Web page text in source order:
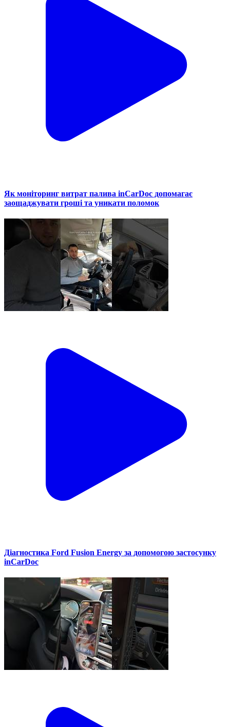
Як моніторинг витрат палива inCarDoc допомагає
заощаджувати гроші та уникати поломок
Діагностика Ford Fusion Energy за допомогою застосунку
inCarDoc